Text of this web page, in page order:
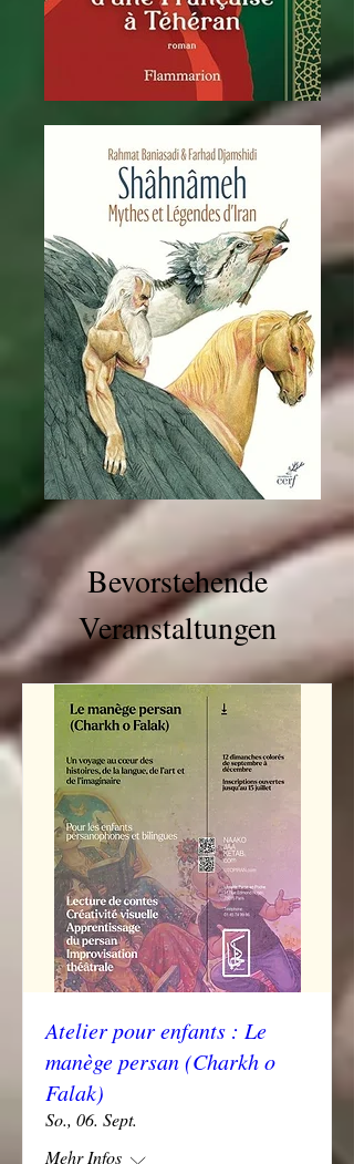
Bevorstehende
Veranstaltungen
Atelier pour enfants : Le
manège persan (Charkh o
Falak)
So., 06. Sept.
Mehr Infos